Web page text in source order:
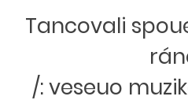
Tancovali
/: veseuo